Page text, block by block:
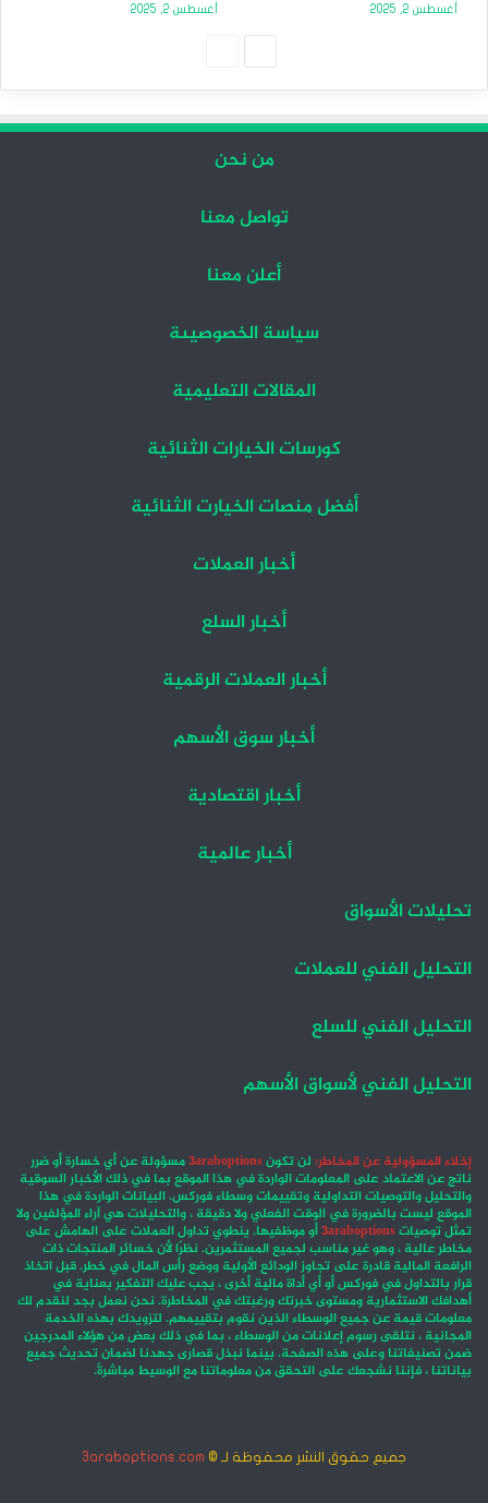
أغسطس 2, 2025 أغسطس 2, 2025
من نحن
تواصل معنا
أعلن معنا
سياسة الخصوصيىة
المقالات التعليمية
كورسات الخيارات الثنائية
أفضل منصات الخيارت الثنائية
أخبار العملات
أخبار السلع
أخبار العملات الرقمية
أخبار سوق الأسهم
أخبار اقتصادية
أخبار عالمية
تحليلات الأسواق
التحليل الفني للعملات
التحليل الفني للسلع
التحليل الفني لأسواق الأسهم
إخلاء المسؤولية عن المخاطر: لن تكون3araboptionsمسؤولة عن أي خسارة أو ضرر
ناتج عن الاعتماد على المعلومات الواردة في هذا الموقع بما في ذلك الأخبار السوقية
والتحليل والتوصيات التداولية وتقييمات وسطاء فوركس. البيانات الواردة في هذا
الموقع ليست بالضرورة في الوقت الفعلي ولا دقيقة ، والتحليلات هي آراء المؤلفين ولا
تمثل توصيات3araboptionsأو موظفيها. ينطوي تداول العملات على الهامش على
مخاطر عالية ، وهو غير مناسب لجميع المستثمرين. نظرًا لأن خسائر المنتجات ذات
الرافعة المالية قادرة على تجاوز الودائع الأولية ووضع رأس المال في خطر. قبل اتخاذ
قرار بالتداول في فوركس أو أي أداة مالية أخرى ، يجب عليك التفكير بعناية في
أهدافك الاستثمارية ومستوى خبرتك ورغبتك في المخاطرة. نحن نعمل بجد لنقدم لك
معلومات قيمة عن جميع الوسطاء الذين نقوم بتقييمهم. لتزويدك بهذه الخدمة
المجانية ، نتلقى رسوم إعلانات من الوسطاء ، بما في ذلك بعض من هؤلاء المدرجين
ضمن تصنيفاتنا وعلى هذه الصفحة. بينما نبذل قصارى جهدنا لضمان تحديث جميع
بياناتنا ، فإننا نشجعك على التحقق من معلوماتنا مع الوسيط مباشرةً.
جميع حقوق النشر محفوظة لـ © 3araboptions.com